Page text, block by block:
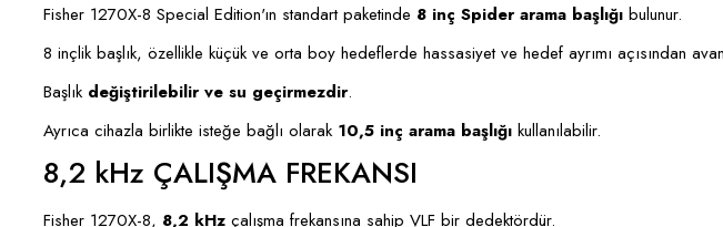
Fisher 1270X-8 Special Edition'ın standart paketinde 8 inç Spider arama başlığı bulunur.
8 inçlik başlık, özellikle küçük ve orta boy hedeflerde hassasiyet ve hedef ayrımı açısından
Başlık değiştirilebilir ve su geçirmezdir.
Ayrıca cihazla birlikte isteğe bağlı olarak 10,5 inç arama başlığı kullanılabilir.
8,2 kHz ÇALIŞMA FREKANSI
Fisher 1270X-8, 8,2 kHz çalışma frekansına sahip VLF bir dedektördür.